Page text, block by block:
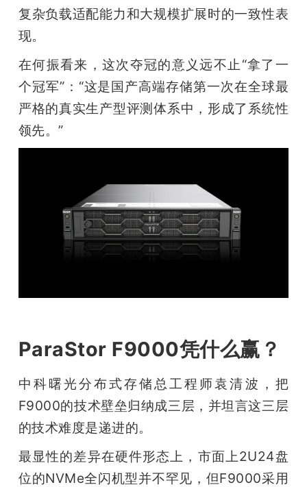
爱
搞
机
复杂负载适配能力和大规模扩展时的一致性表
现。
在何振看来，这次夺冠的意义远不止“拿了一
个冠军”：“这是国产高端存储第一次在全球最
严格的真实生产型评测体系中，形成了系统性
领先。”
ParaStor F9000凭什么赢？
中科曙光分布式存储总工程师袁清波，把
F9000的技术壁垒归纳成三层，并坦言这三层
的技术难度是递进的。
最显性的差异在硬件形态上，市面上2U24盘
位的NVMe全闪机型并不罕见，但F9000采用